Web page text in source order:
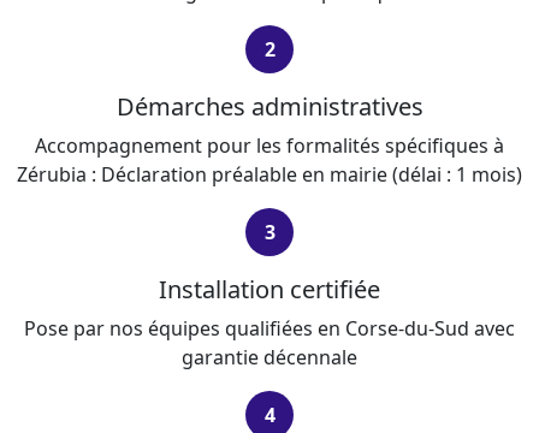
2
Démarches administratives
Accompagnement pour les formalités spécifiques à
Zérubia : Déclaration préalable en mairie (délai : 1 mois)
3
Installation certifiée
Pose par nos équipes qualifiées en Corse-du-Sud avec
garantie décennale
4